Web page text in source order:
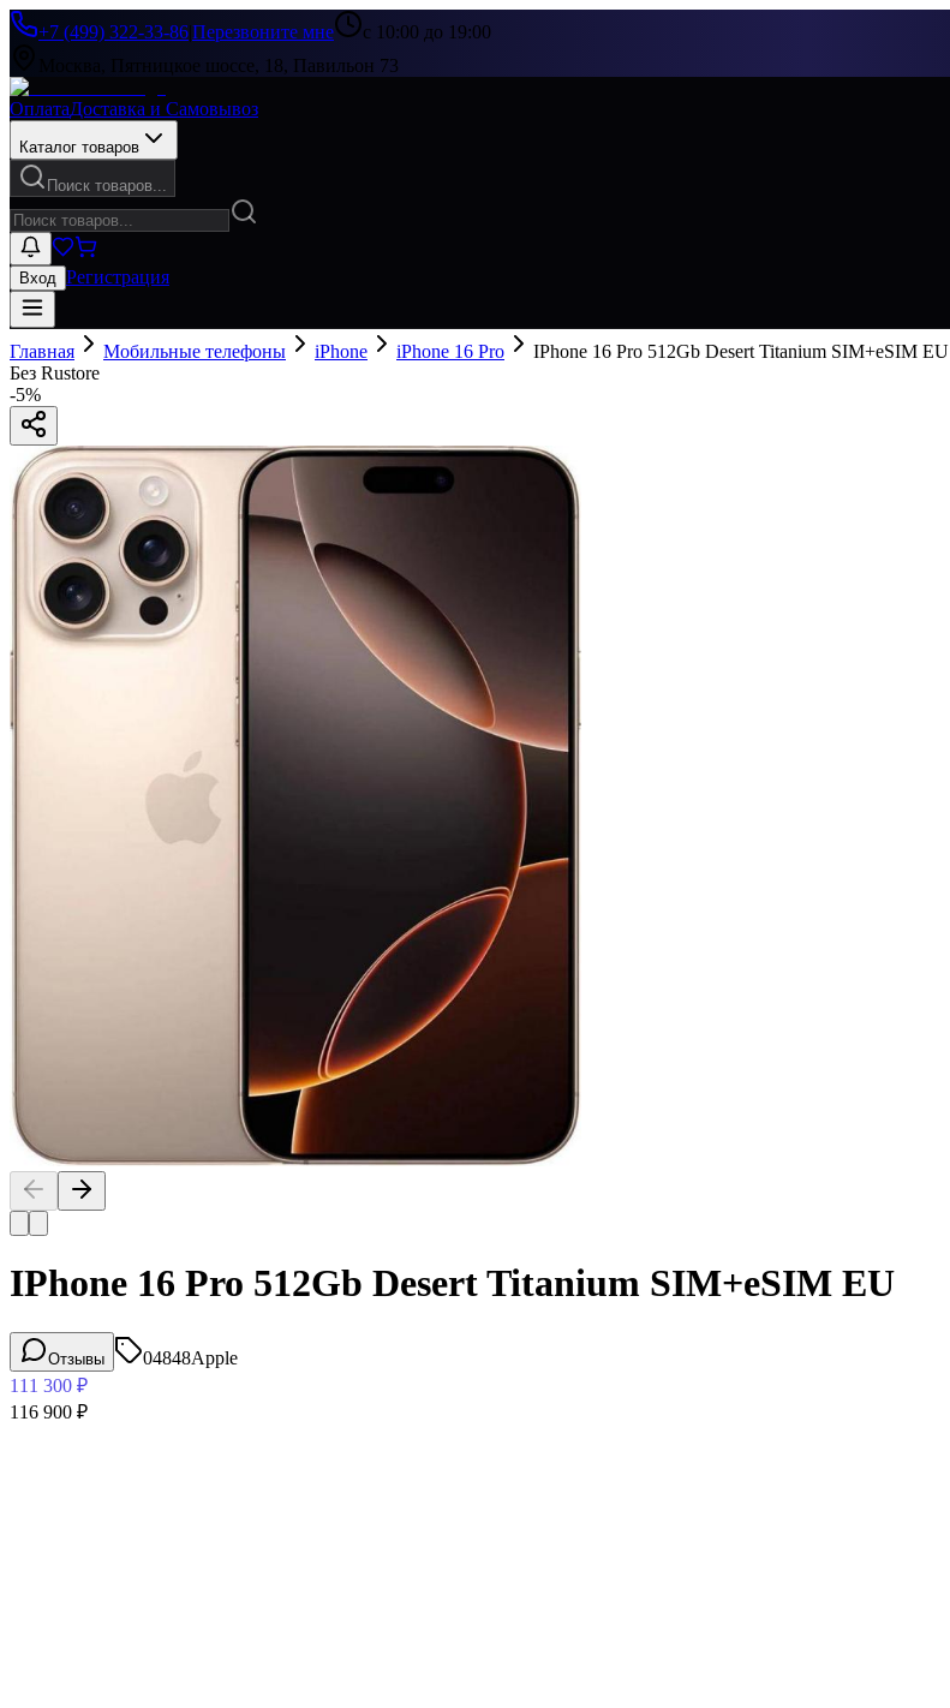
+7 (499) 322-33-86|Перезвоните мне
с 10:00 до 19:00
Москва, Пятницкое шоссе, 18, Павильон 73
ОплатаДоставка и Самовывоз
Каталог товаров
Поиск товаров...
Вход Регистрация
Главная Мобильные телефоны iPhone iPhone 16 Pro
IPhone 16 Pro 512Gb Desert Titanium SIM+eSIM EU
Без Rustore
-5%
IPhone 16 Pro 512Gb Desert Titanium SIM+eSIM EU
Отзывы 04848Apple
111 300 ₽
116 900 ₽